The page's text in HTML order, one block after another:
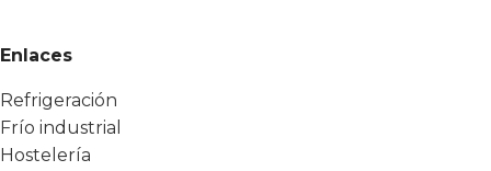
Enlaces
Refrigeración
Frío industrial
Hostelería